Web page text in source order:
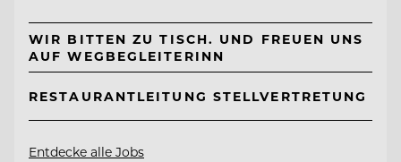
WIR BITTEN ZU TISCH. UND FREUEN UNS
AUF WEGBEGLEITERINN
RESTAURANTLEITUNG STELLVERTRETUNG
Entdecke alle Jobs